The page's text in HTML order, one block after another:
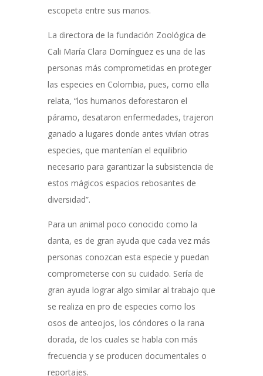
escopeta entre sus manos.
La directora de la fundación Zoológica de
Cali María Clara Domínguez es una de las
personas más comprometidas en proteger
las especies en Colombia, pues, como ella
relata, “los humanos deforestaron el
páramo, desataron enfermedades, trajeron
ganado a lugares donde antes vivían otras
especies, que mantenían el equilibrio
necesario para garantizar la subsistencia de
estos mágicos espacios rebosantes de
diversidad”.
Para un animal poco conocido como la
danta, es de gran ayuda que cada vez más
personas conozcan esta especie y puedan
comprometerse con su cuidado. Sería de
gran ayuda lograr algo similar al trabajo que
se realiza en pro de especies como los
osos de anteojos, los cóndores o la rana
dorada, de los cuales se habla con más
frecuencia y se producen documentales o
reportajes.